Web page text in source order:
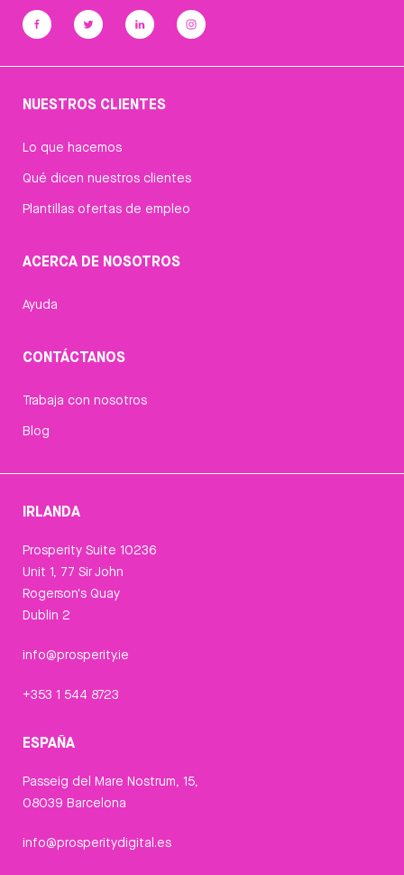
NUESTROS CLIENTES
Lo que hacemos
Qué dicen nuestros clientes
Plantillas ofertas de empleo
ACERCA DE NOSOTROS
Ayuda
CONTÁCTANOS
Trabaja con nosotros
Blog
IRLANDA
Prosperity Suite 10236
Unit 1, 77 Sir John
Rogerson's Quay
Dublin 2
info@prosperity.ie
+353 1 544 8723
ESPAÑA
Passeig del Mare Nostrum, 15,
08039 Barcelona
info@prosperitydigital.es